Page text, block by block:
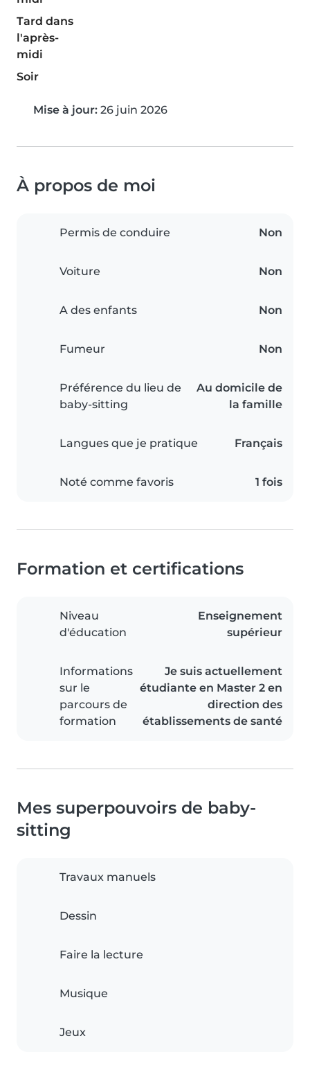
Tard dans
l'après-
midi
Soir
Mise à jour: 26 juin 2026
À propos de moi
Permis de conduire Non
Voiture Non
A des enfants Non
Fumeur Non
Préférence du lieu de
baby-sitting
Au domicile de
la famille
Langues que je pratique Français
Noté comme favoris 1 fois
Formation et certifications
Niveau
d'éducation
Enseignement
supérieur
Informations
sur le
parcours de
formation
Je suis actuellement
étudiante en Master 2 en
direction des
établissements de santé
Mes superpouvoirs de baby-
sitting
Travaux manuels
Dessin
Faire la lecture
Musique
Jeux